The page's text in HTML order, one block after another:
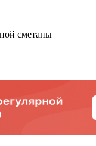
сметаны